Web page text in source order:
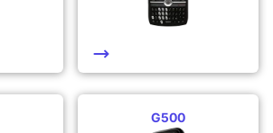
G500